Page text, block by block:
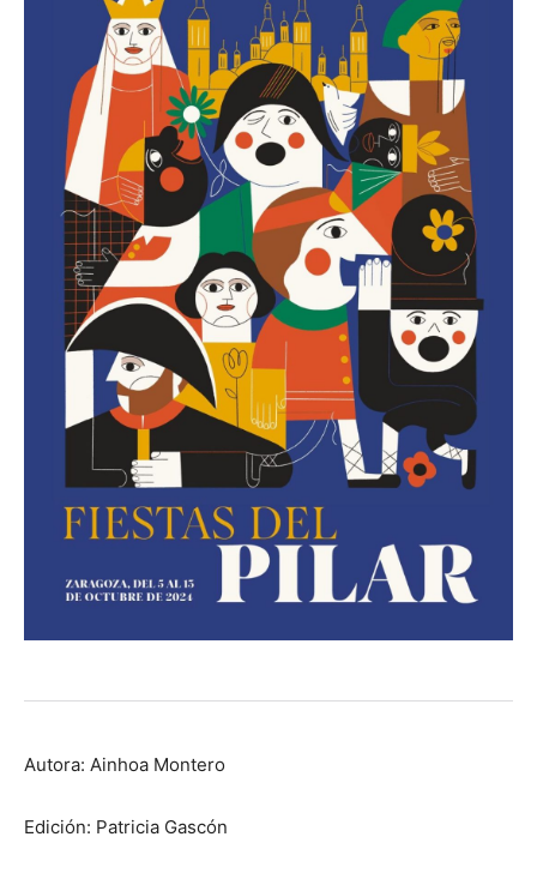
Autora: Ainhoa Montero
Edición: Patricia Gascón